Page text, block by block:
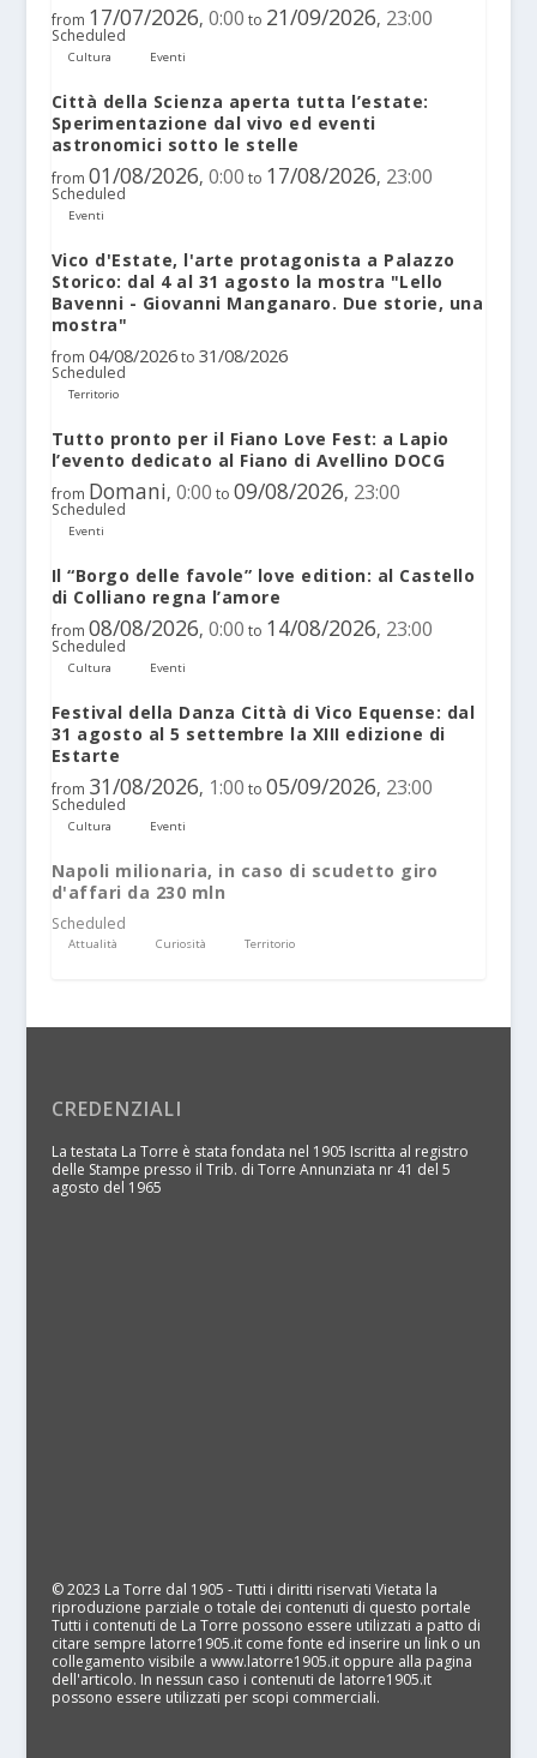
from 17/07/2026, 0:00 to 21/09/2026, 23:00
Scheduled
Cultura Eventi
Città della Scienza aperta tutta l’estate:
Sperimentazione dal vivo ed eventi
astronomici sotto le stelle
from 01/08/2026, 0:00 to 17/08/2026, 23:00
Scheduled
Eventi
Vico d'Estate, l'arte protagonista a Palazzo
Storico: dal 4 al 31 agosto la mostra "Lello
Bavenni - Giovanni Manganaro. Due storie, una
mostra"
from 04/08/2026 to 31/08/2026
Scheduled
Territorio
Tutto pronto per il Fiano Love Fest: a Lapio
l’evento dedicato al Fiano di Avellino DOCG
from Domani, 0:00 to 09/08/2026, 23:00
Scheduled
Eventi
Il “Borgo delle favole” love edition: al Castello
di Colliano regna l’amore
from 08/08/2026, 0:00 to 14/08/2026, 23:00
Scheduled
Cultura Eventi
Festival della Danza Città di Vico Equense: dal
31 agosto al 5 settembre la XIII edizione di
Estarte
from 31/08/2026, 1:00 to 05/09/2026, 23:00
Scheduled
Cultura Eventi
Napoli milionaria, in caso di scudetto giro
d'affari da 230 mln
Scheduled
Attualità Curiosità Territorio
CREDENZIALI
La testata La Torre è stata fondata nel 1905 Iscritta al registro
delle Stampe presso il Trib. di Torre Annunziata nr 41 del 5
agosto del 1965
© 2023 La Torre dal 1905 - Tutti i diritti riservati Vietata la
riproduzione parziale o totale dei contenuti di questo portale
Tutti i contenuti de La Torre possono essere utilizzati a patto di
citare sempre latorre1905.it come fonte ed inserire un link o un
collegamento visibile a www.latorre1905.it oppure alla pagina
dell'articolo. In nessun caso i contenuti de latorre1905.it
possono essere utilizzati per scopi commerciali.